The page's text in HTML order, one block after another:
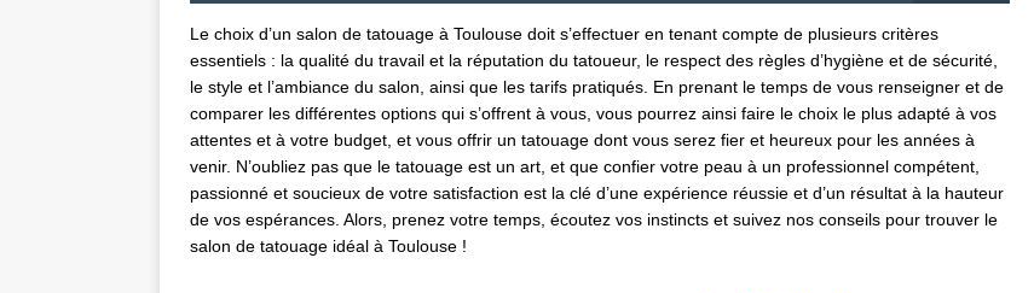
Le choix d’un salon de tatouage à Toulouse doit s’effectuer en tenant compte de plusieurs critères
essentiels : la qualité du travail et la réputation du tatoueur, le respect des règles d’hygiène et de sécurité,
le style et l’ambiance du salon, ainsi que les tarifs pratiqués. En prenant le temps de vous renseigner et de
comparer les différentes options qui s’offrent à vous, vous pourrez ainsi faire le choix le plus adapté à vos
attentes et à votre budget, et vous offrir un tatouage dont vous serez fier et heureux pour les années à
venir. N’oubliez pas que le tatouage est un art, et que confier votre peau à un professionnel compétent,
passionné et soucieux de votre satisfaction est la clé d’une expérience réussie et d’un résultat à la hauteur
de vos espérances. Alors, prenez votre temps, écoutez vos instincts et suivez nos conseils pour trouver le
salon de tatouage idéal à Toulouse !